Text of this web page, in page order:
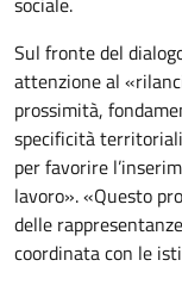
Sul fronte del
attenzione al
prossimità,
specificità
per favorire
lavoro». «Questo
delle
coordinata con le